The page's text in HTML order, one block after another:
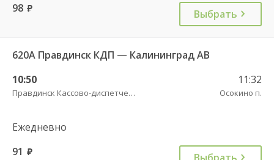
98 руб. Выбрать
620А Правдинск КДП — Калининград АВ
10:50
Правдинск Кассово-диспетчерский пункт
11:32
Осокино п.
Ежедневно
91 руб.